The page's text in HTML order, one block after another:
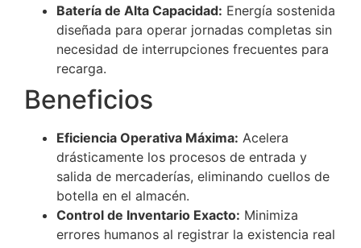
Batería de Alta Capacidad: Energía sostenida
diseñada para operar jornadas completas sin
necesidad de interrupciones frecuentes para
recarga.
Beneficios
Eficiencia Operativa Máxima: Acelera
drásticamente los procesos de entrada y
salida de mercaderías, eliminando cuellos de
botella en el almacén.
Control de Inventario Exacto: Minimiza
errores humanos al registrar la existencia real